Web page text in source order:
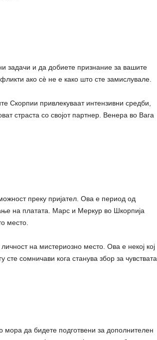
задачи и да добиете признание за вашите
ако сè не е како што сте замислувале.
Скорпии привлекуваат интензивни средби,
страста со својот партнер. Венера во Вага
преку пријател. Ова е период од
на платата. Марс и Меркур во Шкорпија
место.
на мистериозно место. Ова е некој кој
сомничави кога станува збор за чувствата.
да бидете подготвени за дополнителен